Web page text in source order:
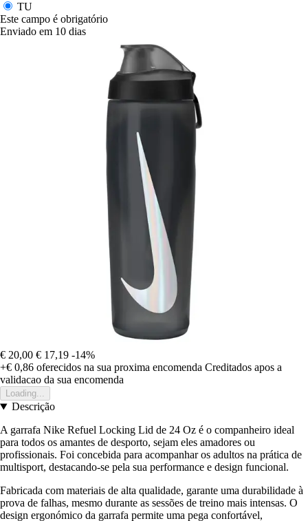
TU
Este campo é obrigatório
Enviado em 10 dias
€ 20,00 € 17,19 -14%
+€ 0,86 oferecidos na sua proxima encomenda Creditados apos a
validacao da sua encomenda
Loading...
Descrição
A garrafa Nike Refuel Locking Lid de 24 Oz é o companheiro ideal
para todos os amantes de desporto, sejam eles amadores ou
profissionais. Foi concebida para acompanhar os adultos na prática de
multisport, destacando-se pela sua performance e design funcional.
Fabricada com materiais de alta qualidade, garante uma durabilidade à
prova de falhas, mesmo durante as sessões de treino mais intensas. O
design ergonómico da garrafa permite uma pega confortável,